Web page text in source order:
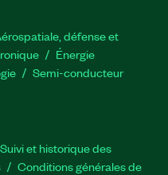
défense et
Énergie​
Semi-conducteur
Suivi et historique des
Conditions générales de